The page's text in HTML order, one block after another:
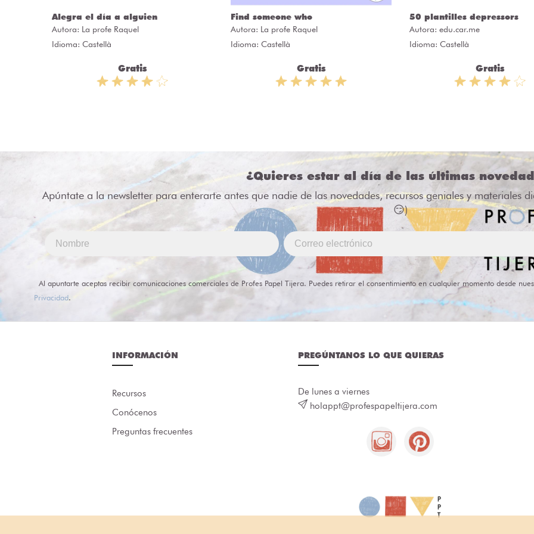
Alegra el día a alguien
Autora: La profe Raquel
Idioma: Castellà
Gratis
Find someone who
Autora: La profe Raquel
Idioma: Castellà
Gratis
50 plantilles depressors
Autora: edu.car.me
Idioma: Castellà
Gratis
¿Quieres estar al día de las últimas
Apúntate a la newsletter para enterarte antes que nadie de las novedades, recursos geniales y materiales
😏)
Al apuntarte aceptas recibir comunicaciones comerciales de Profes Papel Tijera. Puedes retirar el consentimiento en cualquier momento desde
Privacidad.
INFORMACIÓN
Recursos
Conócenos
Preguntas frecuentes
PREGÚNTANOS LO QUE QUIERAS
De lunes a viernes
holappt@profespapeltijera.com